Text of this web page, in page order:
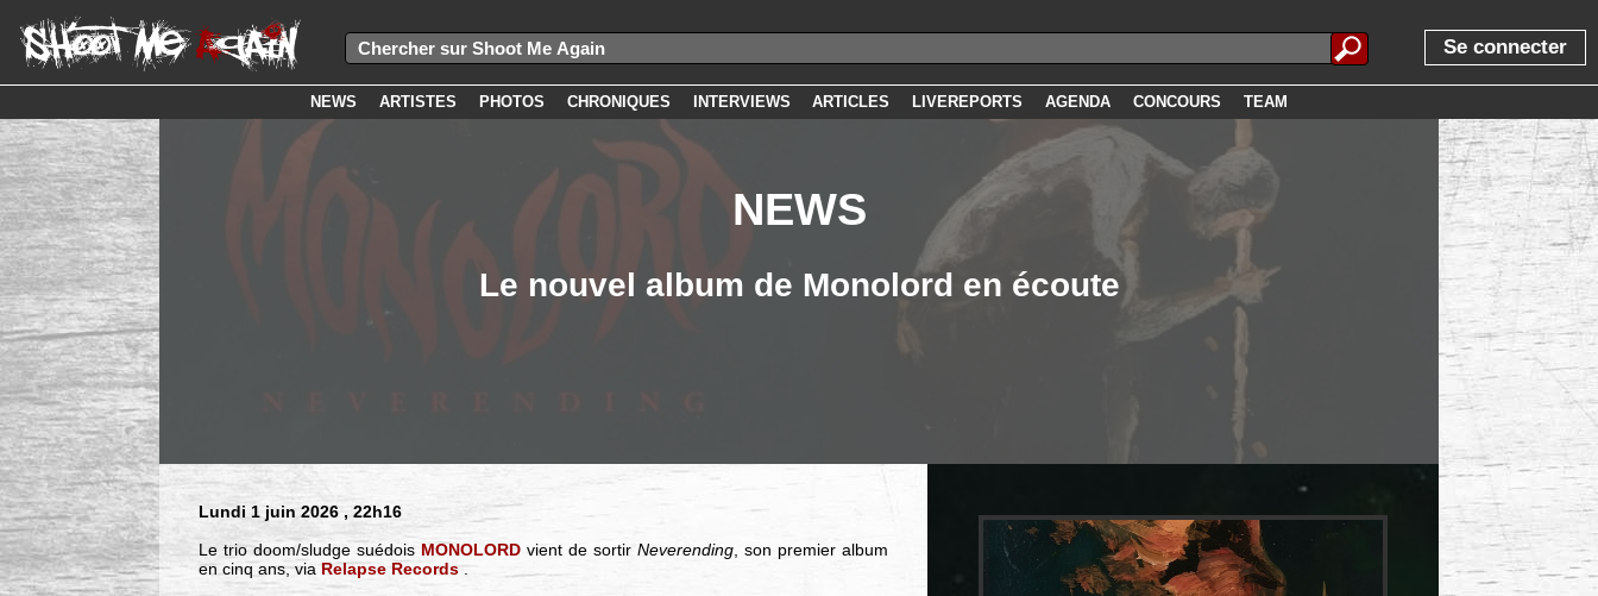
Se connecter
NEWS ARTISTES PHOTOS CHRONIQUES INTERVIEWS ARTICLES LIVEREPORTS AGENDA CONCOURS TEAM
NEWS
Le nouvel album de Monolord en écoute
Lundi 1 juin 2026 , 22h16
Le trio doom/sludge suédois MONOLORDvient de sortirNeverending, son premier album
en cinq ans, via Relapse Records.